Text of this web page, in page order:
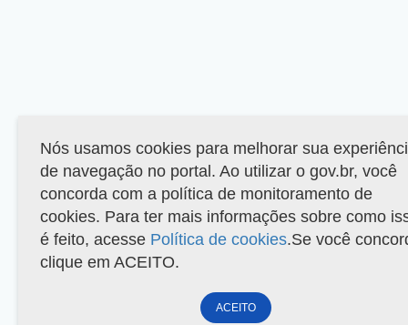
Nós usamos cookies para melhorar sua
de navegação no portal. Ao utilizar o gov.br, você
concorda com a política de monitoramento de
cookies. Para ter mais informações sobre como
é feito, acesse Política de cookies.Se você
clique em ACEITO.
ACEITO